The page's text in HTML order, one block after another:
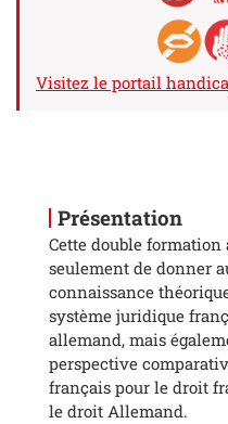
Visitez le portail
Présentation
Cette double
seulement de donner
connaissance
système juridique
allemand, mais
perspective
français pour le droit
le droit Allemand.